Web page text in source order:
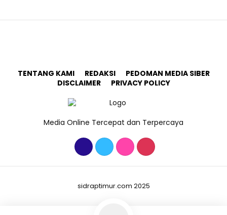
TENTANG KAMI REDAKSI
PEDOMAN MEDIA SIBER
DISCLAIMER
PRIVACY POLICY
Media Online Tercepat dan Terpercaya
sidraptimur.com 2025